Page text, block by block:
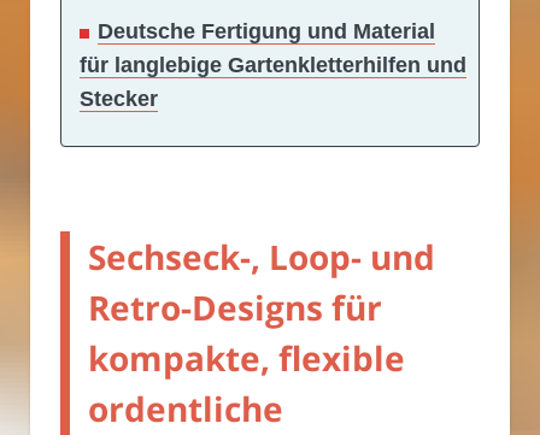
Deutsche Fertigung und Material
für langlebige Gartenkletterhilfen und
Stecker
Sechseck-, Loop- und
Retro-Designs für
kompakte, flexible
ordentliche